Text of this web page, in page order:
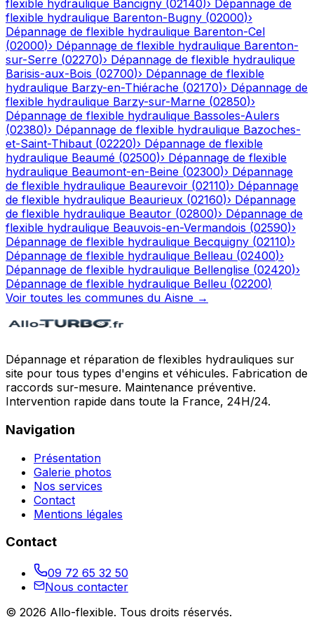
flexible hydraulique Bancigny (02140)› Dépannage de
flexible hydraulique Barenton-Bugny (02000)›
Dépannage de flexible hydraulique Barenton-Cel
(02000)› Dépannage de flexible hydraulique Barenton-
sur-Serre (02270)› Dépannage de flexible hydraulique
Barisis-aux-Bois (02700)› Dépannage de flexible
hydraulique Barzy-en-Thiérache (02170)› Dépannage de
flexible hydraulique Barzy-sur-Marne (02850)›
Dépannage de flexible hydraulique Bassoles-Aulers
(02380)› Dépannage de flexible hydraulique Bazoches-
et-Saint-Thibaut (02220)› Dépannage de flexible
hydraulique Beaumé (02500)› Dépannage de flexible
hydraulique Beaumont-en-Beine (02300)› Dépannage
de flexible hydraulique Beaurevoir (02110)› Dépannage
de flexible hydraulique Beaurieux (02160)› Dépannage
de flexible hydraulique Beautor (02800)› Dépannage de
flexible hydraulique Beauvois-en-Vermandois (02590)›
Dépannage de flexible hydraulique Becquigny (02110)›
Dépannage de flexible hydraulique Belleau (02400)›
Dépannage de flexible hydraulique Bellenglise (02420)›
Dépannage de flexible hydraulique Belleu (02200)
Voir toutes les communes du Aisne →
Dépannage et réparation de flexibles hydrauliques sur
site pour tous types d'engins et véhicules. Fabrication de
raccords sur-mesure. Maintenance préventive.
Intervention rapide dans toute la France, 24H/24.
Navigation
Présentation
Galerie photos
Nos services
Contact
Mentions légales
Contact
09 72 65 32 50
Nous contacter
© 2026 Allo-flexible. Tous droits réservés.